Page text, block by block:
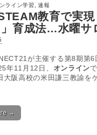
ライン学習 ,速報
教育で実
育成法…水曜サ
が主催する第8期第6
年11月12日、 オンライン
大阪高校の米田謙三教諭を
→